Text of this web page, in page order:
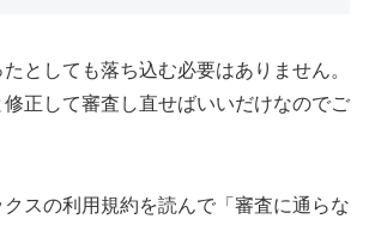
としても落ち込む必要はありません。
正して審査し直せばいいだけなのでご
スの利用規約を読んで「審査に通らな